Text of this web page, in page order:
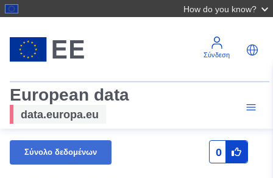
How do you know?
Σύνδεση
European data
data.europa.eu
Σύνολο δεδομένων 0